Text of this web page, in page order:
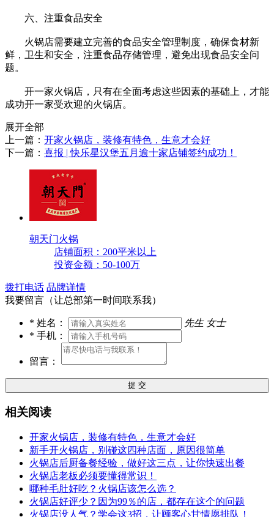
六、注重食品安全
火锅店需要建立完善的食品安全管理制度，确保食材新
鲜，卫生和安全，注重食品存储管理，避免出现食品安全问
题。
开一家火锅店，只有在全面考虑这些因素的基础上，才能
成功开一家受欢迎的火锅店。
展开全部
上一篇： 开家火锅店，装修有特色，生意才会好
下一篇： 喜报 | 快乐星汉堡五月逾十家店铺签约成功！
朝天门火锅
店铺面积：200平米以上
投资金额：50-100万
拨打电话 品牌详情
我要留言（让总部第一时间联系我）
* 姓名： 先生 女士
* 手机：
留言：
提 交
相关阅读
开家火锅店，装修有特色，生意才会好
新手开火锅店，别碰这四种店面，原因很简单
火锅店后厨备餐经验，做好这三点，让你快速出餐
火锅店老板必须要懂得常识！
哪种毛肚好吃？火锅店该怎么选？
火锅店好评少？因为99％的店，都存在这个的问题
火锅店没人气？学会这3招，让顾客心甘情愿排队！